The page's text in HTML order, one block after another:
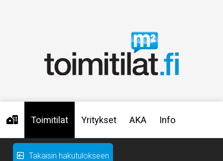
Toimitilat Yritykset AKA Info
Takaisin hakutulokseen